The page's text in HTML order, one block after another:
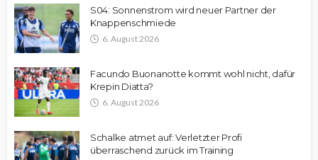
S04: Sonnenstrom wird neuer Partner der
Knappenschmiede
6. August 2026
Facundo Buonanotte kommt wohl nicht, dafür
Krepin Diatta?
6. August 2026
Schalke atmet auf: Verletzter Profi
überraschend zurück im Training